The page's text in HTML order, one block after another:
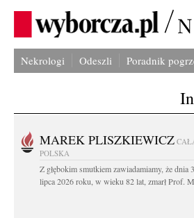
Nekrologi Odeszli Poradnik
MAREK PLISZKIEWICZ
POLSKA
Z głębokim smutkiem zawiadamiamy, że dnia
lipca 2026 roku, w wieku 82 lat, zmarł Prof.